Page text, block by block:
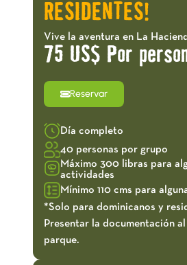
RESIDENTES!
Vive la aventura en La
75 US$ Por
Reservar
Día completo
40 personas por grupo
Máximo 300 libras para
actividades
Mínimo 110 cms para
*Solo para dominicanos y
Presentar la documentación al
parque.